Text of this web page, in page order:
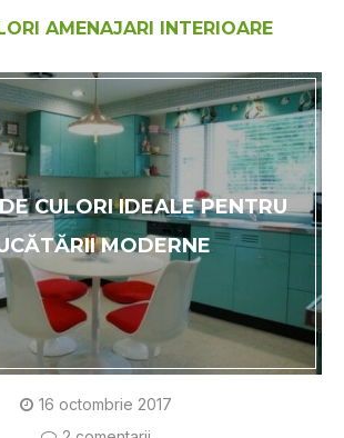
AMENAJARI INTERIOARE
CULORI IDEALE PENTRU
MODERNE
16 octombrie 2017